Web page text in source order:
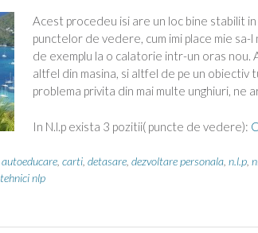
Acest procedeu isi are un loc bine stabilit
punctelor de vedere, cum imi place mie sa-
de exemplu la o calatorie intr-un oras
altfel din masina, si altfel de pe un obiectiv
problema privita din mai multe unghiuri, ne
In N.l.p exista 3 pozitii( puncte de vedere):
autoeducare carti detasare dezvoltare personala n.l.p
tehnici nlp